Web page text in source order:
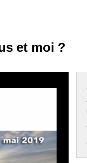
et moi ?